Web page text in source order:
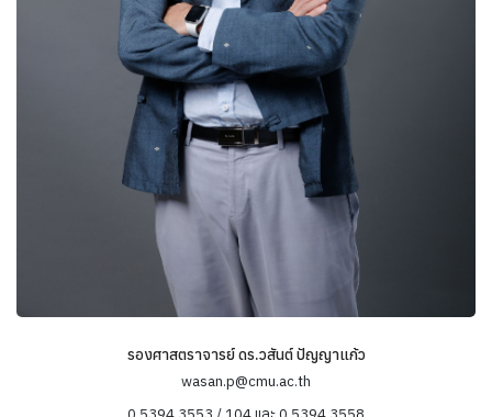
รองศาสตราจารย์ ดร.วสันต์ ปัญญาแก้ว
wasan.p@cmu.ac.th